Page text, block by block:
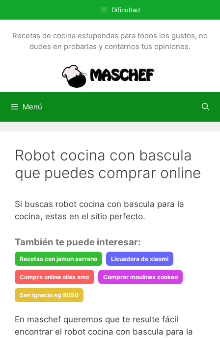
a
l
Dificultad
Recetas de cocina estupendas para todos los gustos, no
dudes en probarlas y contarnos tus opiniones.
Menú
Robot cocina con bascula
que puedes comprar online
Si buscas robot cocina con bascula para la
cocina, estas en el sitio perfecto.
También te puede interesar:
Recetas con jamon serrano Licuadora de xiaomi
Compra online ollas amc Comprar moulinex cookeo
San ignacio sg 8050
En maschef queremos que te resulte fácil
encontrar el robot cocina con bascula para la